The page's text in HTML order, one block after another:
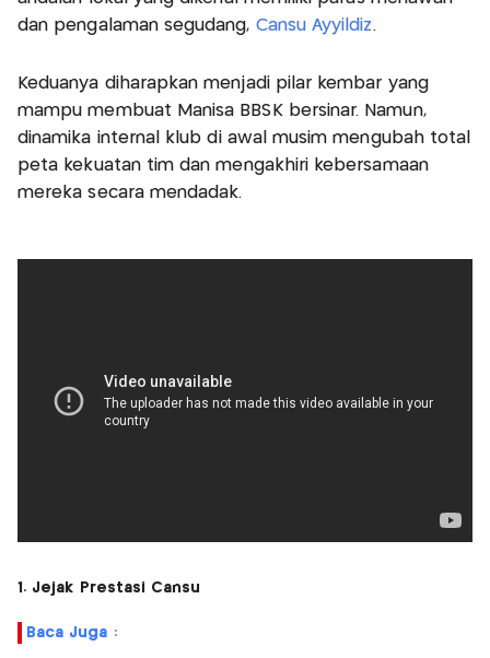
dan pengalaman segudang, Cansu Ayyildiz.
Keduanya diharapkan menjadi pilar kembar yang
mampu membuat Manisa BBSK bersinar. Namun,
dinamika internal klub di awal musim mengubah total
peta kekuatan tim dan mengakhiri kebersamaan
mereka secara mendadak.
1. Jejak Prestasi Cansu
Baca Juga :